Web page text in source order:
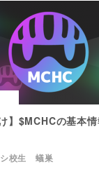
】$MCHCの基本
シ校生 蟻巣